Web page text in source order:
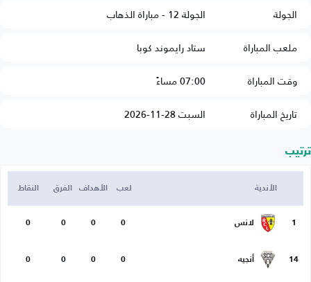
الجولة
الجولة 12 - مباراة الذهاب
ملعب المباراة
ستاد رايموند كوبا
وقت المباراة
07:00 مساءً
تاريخ المباراة
السبت 28-11-2026
ترتيب
الأندية لعب الأهداف الفرق النقاط
1 لانس 0
0
0
0
14 أنجيه 0
0
0
0